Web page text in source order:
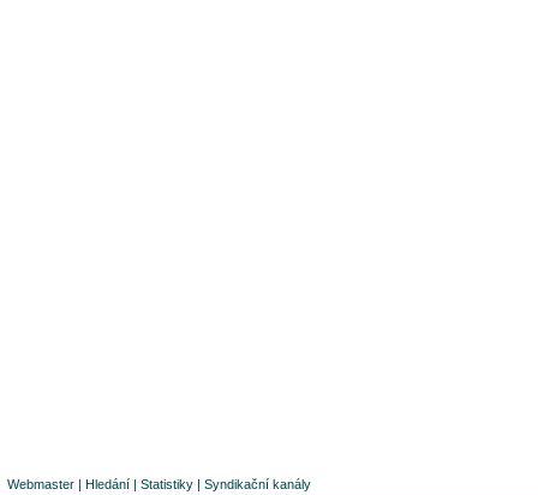
Webmaster | Hledání | Statistiky | Syndikační kanály